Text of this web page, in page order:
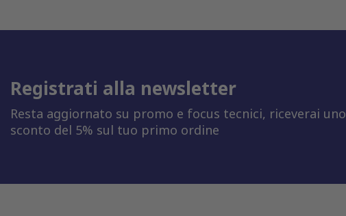
Registrati alla newsletter
Resta aggiornato su promo e focus tecnici, riceverai uno
sconto del 5% sul tuo primo ordine